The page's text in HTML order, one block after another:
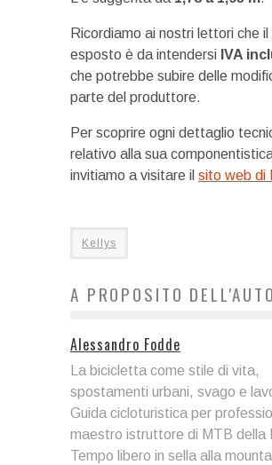
Ricordiamo ai nostri lettori che il
esposto è da intendersi IVA
che potrebbe subire delle
parte del produttore.
Per scoprire ogni dettaglio
relativo alla sua
invitiamo a visitare il sito web di
Kellys
A PROPOSITO
Alessandro Fodde
La bicicletta come stile di vita,
spostamenti urbani, svago e
Guida cicloturistica per
maestro istruttore di MTB della
Tempo libero in sella alla